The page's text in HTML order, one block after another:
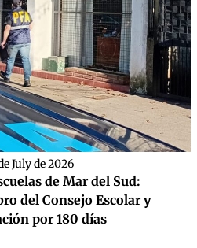
July de 2026
de Mar del Sud:
del Consejo Escolar y
por 180 días